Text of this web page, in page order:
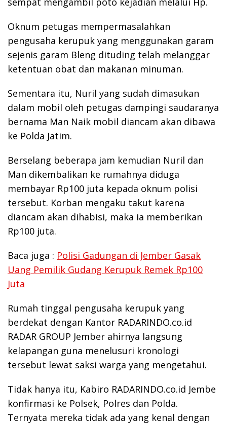
Oknum petugas mempermasalahkan
pengusaha kerupuk yang menggunakan garam
sejenis garam Bleng dituding telah melanggar
ketentuan obat dan makanan minuman.
Sementara itu, Nuril yang sudah dimasukan
dalam mobil oleh petugas dampingi saudaranya
bernama Man Naik mobil diancam akan dibawa
ke Polda Jatim.
Berselang beberapa jam kemudian Nuril dan
Man dikembalikan ke rumahnya diduga
membayar Rp100 juta kepada oknum polisi
tersebut. Korban mengaku takut karena
diancam akan dihabisi, maka ia memberikan
Rp100 juta.
Baca juga : Polisi Gadungan di Jember Gasak
Uang Pemilik Gudang Kerupuk Remek Rp100
Juta
Rumah tinggal pengusaha kerupuk yang
berdekat dengan Kantor RADARINDO.co.id
RADAR GROUP Jember ahirnya langsung
kelapangan guna menelusuri kronologi
tersebut lewat saksi warga yang mengetahui.
Tidak hanya itu, Kabiro RADARINDO.co.id Jembe
konfirmasi ke Polsek, Polres dan Polda.
Ternyata mereka tidak ada yang kenal dengan